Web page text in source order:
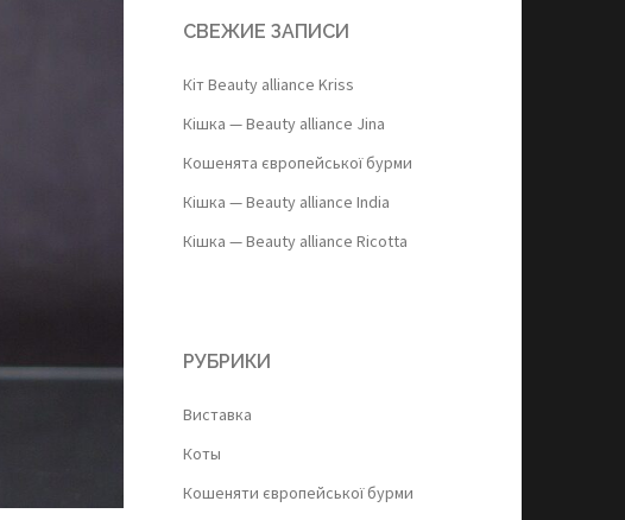
СВЕЖИЕ ЗАПИСИ
Кіт Beauty alliance Kriss
Кішка — Beauty alliance Jina
Кошенята європейської бурми
Кішка — Beauty alliance India
Кішка — Beauty alliance Ricotta
РУБРИКИ
Виставка
Коты
Кошеняти європейської бурми